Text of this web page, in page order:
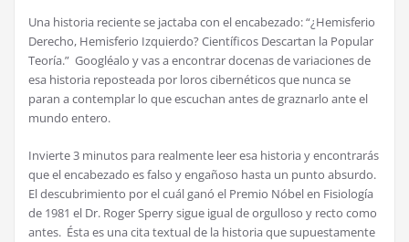
Una historia reciente se jactaba con el encabezado: “¿Hemisferio
Derecho, Hemisferio Izquierdo? Científicos Descartan la Popular
Teoría.” Googléalo y vas a encontrar docenas de variaciones de
esa historia reposteada por loros cibernéticos que nunca se
paran a contemplar lo que escuchan antes de graznarlo ante el
mundo entero.
Invierte 3 minutos para realmente leer esa historia y encontrarás
que el encabezado es falso y engañoso hasta un punto absurdo.
El descubrimiento por el cuál ganó el Premio Nóbel en Fisiología
de 1981 el Dr. Roger Sperry sigue igual de orgulloso y recto como
antes. Ésta es una cita textual de la historia que supuestamente